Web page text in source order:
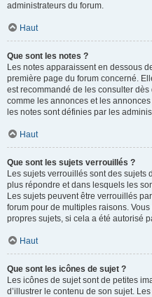
administrateurs du forum.
Haut
Que sont les notes ?
Les notes apparaissent en dessous
première page du forum concerné.
est recommandé de les consulter
comme les annonces et les
les notes sont définies par les
Haut
Que sont les sujets verrouillés ?
Les sujets verrouillés sont des
plus répondre et dans lesquels les
Les sujets peuvent être verrouillés
forum pour de multiples raisons.
propres sujets, si cela a été autorisé
Haut
Que sont les icônes de sujet ?
Les icônes de sujet sont de petites
d’illustrer le contenu de son sujet.